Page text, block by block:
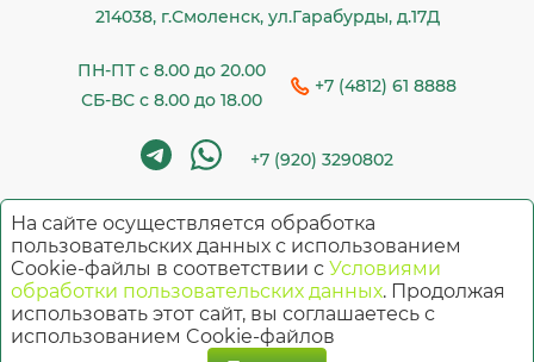
214038, г.Смоленск, ул.Гарабурды, д.17Д
ПН-ПТ с 8.00 до 20.00
СБ-ВС с 8.00 до 18.00
+7 (4812) 61 8888
+7 (920) 3290802
Имеются противопоказания. Необходима
консультация специалиста
На сайте осуществляется обработка
пользовательских данных с использованием
Cookie-файлы в соответствии с Условиями
обработки пользовательских данных. Продолжая
использовать этот сайт, вы соглашаетесь с
использованием Cookie-файлов